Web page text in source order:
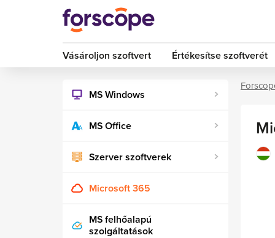
Vásároljon szoftvert Értékesítse szoftverét
MS Windows
MS Office
Szerver szoftverek
Microsoft 365
MS felhőalapú
szolgáltatások